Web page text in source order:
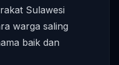
Sulawesi
warga saling
baik dan